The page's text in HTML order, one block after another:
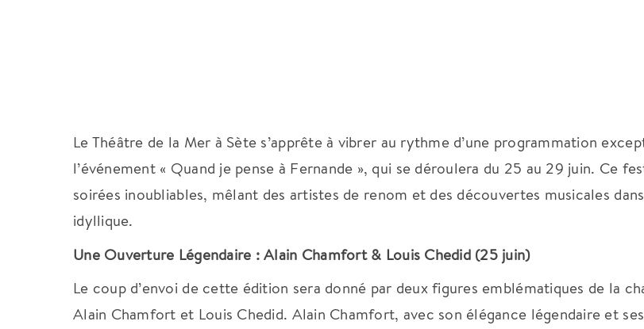
Le Théâtre de la Mer à Sète s’apprête à vibrer au rythme d’une programmation
l’événement « Quand je pense à Fernande », qui se déroulera du 25 au 29 juin. Ce
soirées inoubliables, mêlant des artistes de renom et des découvertes musicales
idyllique.
Une Ouverture Légendaire : Alain Chamfort & Louis Chedid (25 juin)
Le coup d’envoi de cette édition sera donné par deux figures emblématiques de la
Alain Chamfort et Louis Chedid. Alain Chamfort, avec son élégance légendaire et